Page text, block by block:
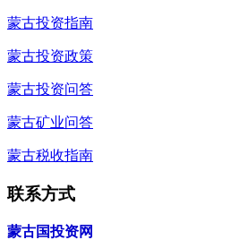
蒙古投资指南
蒙古投资政策
蒙古投资问答
蒙古矿业问答
蒙古税收指南
联系方式
蒙古国投资网